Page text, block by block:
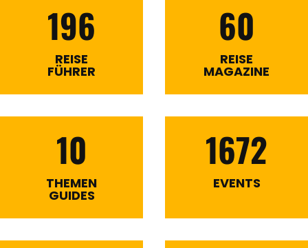
196
REISE
FÜHRER
60
REISE
MAGAZINE
10
THEMEN
GUIDES
1672
EVENTS